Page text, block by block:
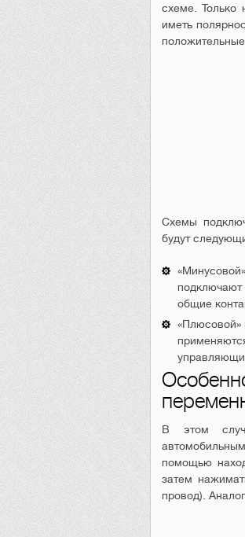
схеме. Только
иметь
Схемы
будут
подключают
общие
«Плюсовой»
В этом
помощью
затем
провод).